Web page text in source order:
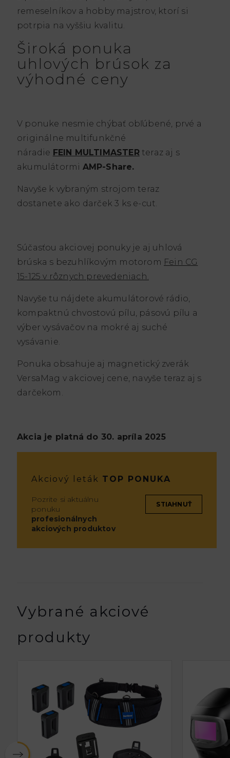
remeselníkov a hobby majstrov, ktorí si
potrpia na vyššiu kvalitu.
Široká ponuka
uhlových brúsok za
výhodné ceny
V ponuke nesmie chýbať obľúbené, prvé a
originálne multifunkčné
náradie FEIN MULTIMASTERteraz aj s
akumulátormi AMP-Share.
Navyše k vybraným strojom teraz
dostanete ako darček 3 ks e-cut.
Súčasťou akciovej ponuky je aj uhlová
brúska s bezuhlíkovým motorom Fein CG
15-125 v rôznych prevedeniach.
Navyše tu nájdete akumulátorové rádio,
kompaktnú chvostovú pílu, pásovú pílu a
výber vysávačov na mokré aj suché
vysávanie.
Ponuka obsahuje aj magnetický zverák
VersaMag v akciovej cene, navyše teraz aj s
darčekom.
Akcia je platná do 30. apríla 2025
Akciový leták TOP PONUKA
Pozrite si aktuálnu
ponuku
profesionálnych
akciových produktov
STIAHNUŤ
Vybrané akciové
produkty